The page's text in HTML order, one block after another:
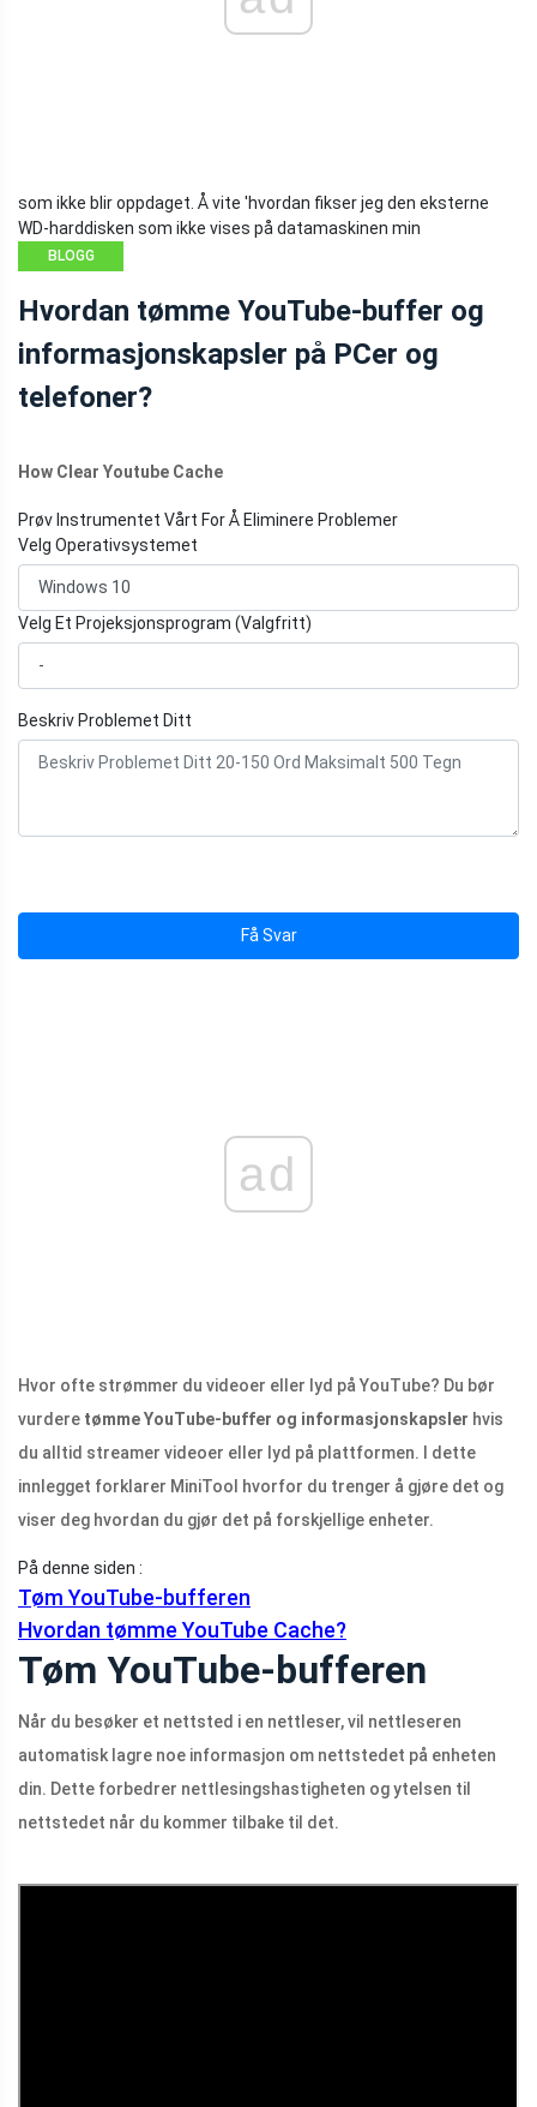
som ikke blir oppdaget. Å vite 'hvordan fikser jeg den eksterne
WD-harddisken som ikke vises på datamaskinen min
BLOGG
Hvordan tømme YouTube-buffer og
informasjonskapsler på PCer og
telefoner?
How Clear Youtube Cache
Prøv Instrumentet Vårt For Å Eliminere Problemer
Velg Operativsystemet
Velg Et Projeksjonsprogram (Valgfritt)
Beskriv Problemet Ditt
Få Svar
ad
Hvor ofte strømmer du videoer eller lyd på YouTube? Du bør
vurdere tømme YouTube-buffer og informasjonskapsler hvis
du alltid streamer videoer eller lyd på plattformen. I dette
innlegget forklarer MiniTool hvorfor du trenger å gjøre det og
viser deg hvordan du gjør det på forskjellige enheter.
På denne siden :
Tøm YouTube-bufferen
Hvordan tømme YouTube Cache?
Tøm YouTube-bufferen
Når du besøker et nettsted i en nettleser, vil nettleseren
automatisk lagre noe informasjon om nettstedet på enheten
din. Dette forbedrer nettlesingshastigheten og ytelsen til
nettstedet når du kommer tilbake til det.